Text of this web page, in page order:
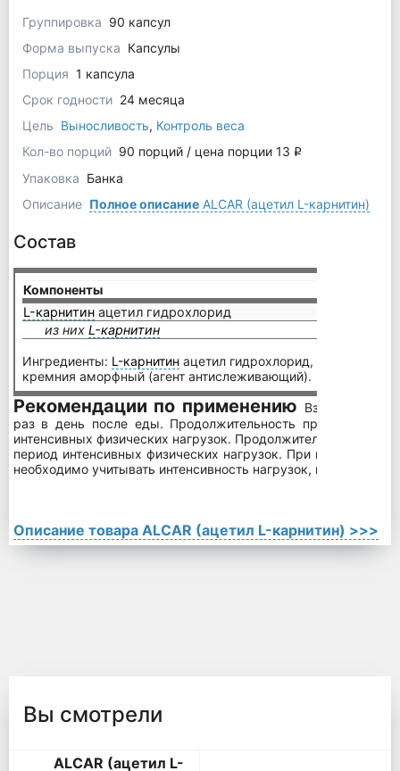
Группировка 90 капсул
Форма выпуска Капсулы
Порция 1 капсула
Срок годности 24 месяца
Цель Выносливость, Контроль веса
Кол-во порций 90 порций / цена порции 13 q
Упаковка Банка
Описание Полное описаниеALCAR (ацетил L-карнитин)
Состав
Компоненты
L-карнитин ацетил гидрохлорид
из нихL-карнитин
Ингредиенты: L-карнитин ацетил гидрохлорид, капсула
кремния аморфный (агент антислеживающий).
Рекомендации по применению Взрослым
раз в день после еды. Продолжительность приема:
интенсивных физических нагрузок. Продолжительность
период интенсивных физических нагрузок. При подборе
необходимо учитывать интенсивность нагрузок, возраст и
Описание товара ALCAR (ацетил L-карнитин) >>>
Вы смотрели
ALCAR (ацетил L-